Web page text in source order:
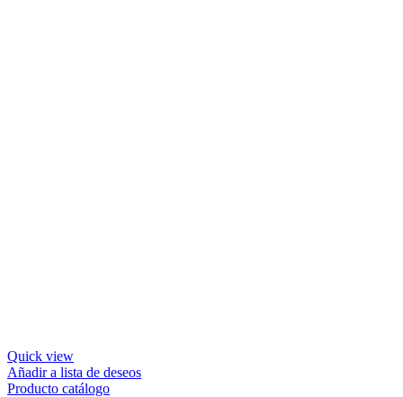
Quick view
Añadir a lista de deseos
Producto catálogo